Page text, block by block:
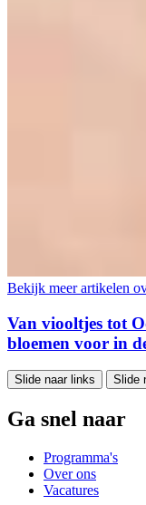
Bekijk meer artikelen
Van viooltjes tot
bloemen voor in
Slide naar links Slide
Ga snel naar
Programma's
Over ons
Vacatures